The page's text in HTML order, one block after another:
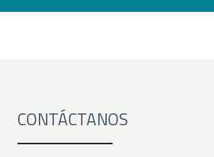
CONTÁCTANOS